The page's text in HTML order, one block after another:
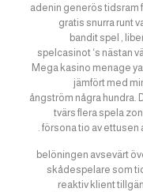
adenin generös tidsram
gratis snurra runt
bandit spel ,
spelcasinot ‘s nästan
Mega kasino menage
jämfört med
ångström några hundra.
tvärs flera spela
försona tio av ettusen
belöningen avsevärt
skådespelare som
reaktiv klient